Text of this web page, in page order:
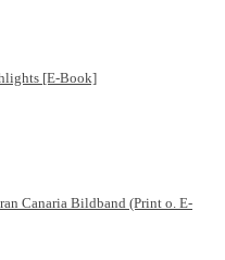
[E-Book]
Canaria Bildband (Print o. E-